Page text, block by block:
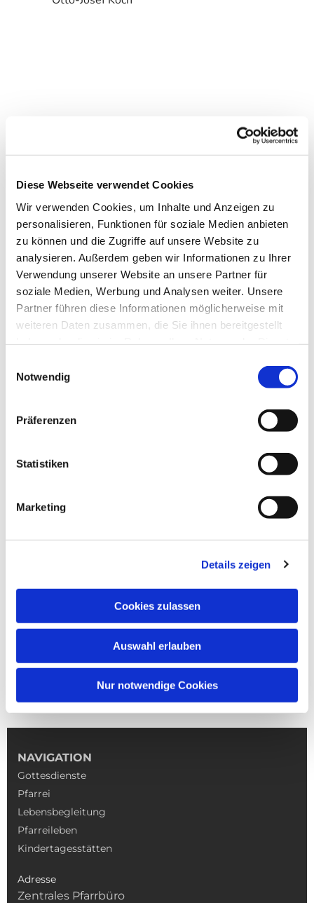
Diese Webseite verwendet Cookies
Wir verwenden Cookies, um Inhalte und Anzeigen zu
personalisieren, Funktionen für soziale Medien anbieten
zu können und die Zugriffe auf unsere Website zu
analysieren. Außerdem geben wir Informationen zu Ihrer
Verwendung unserer Website an unsere Partner für
soziale Medien, Werbung und Analysen weiter. Unsere
Partner führen diese Informationen möglicherweise mit
weiteren Daten zusammen, die Sie ihnen bereitgestellt
Notwendig
Präferenzen
Statistiken
Marketing
Details zeigen
Cookies zulassen
Auswahl erlauben
Nur notwendige Cookies
Dies könnte Sie auch
interessieren
NAVIGATION
Gottesdienste
Pfarrei
Lebensbegleitung
Pfarreileben
Kindertagesstätten
Adresse
Zentrales Pfarrbüro